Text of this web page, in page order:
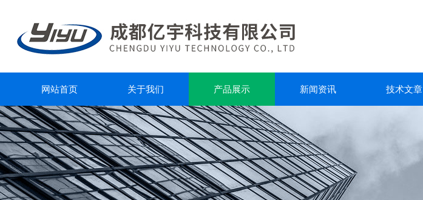
网站首页 关于我们 产品展示 新闻资讯 技术文章